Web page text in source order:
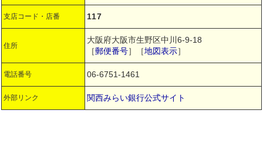
支店コード・店番 117
住所
大阪府大阪市生野区中川6-9-18
［郵便番号］［地図表示］
電話番号 06-6751-1461
外部リンク 関西みらい銀行公式サイト